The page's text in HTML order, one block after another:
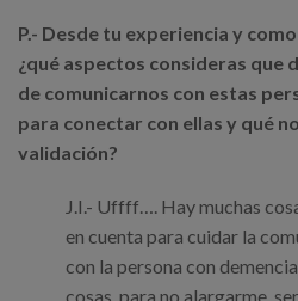
P.- Desde tu experiencia y
¿qué aspectos consideras que
de comunicarnos con estas
para conectar con ellas y qué
validación?
J.I.- Uffff…. Hay muchas
en cuenta para cuidar la
con la persona con
cosas, para no alargarme,